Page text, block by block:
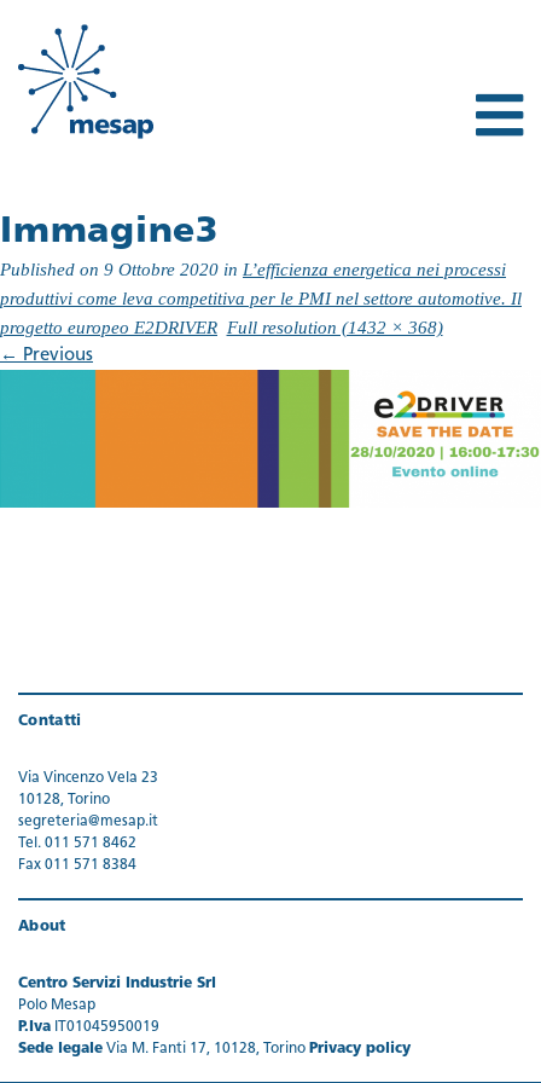
Immagine3
Published on 9 Ottobre 2020 in L’efficienza energetica nei processi
produttivi come leva competitiva per le PMI nel settore automotive. Il
progetto europeo E2DRIVER Full resolution (1432 × 368)
← Previous
Contatti
Via Vincenzo Vela 23
10128, Torino
segreteria@mesap.it
Tel. 011 571 8462
Fax 011 571 8384
About
Centro Servizi Industrie Srl
Polo Mesap
P.Iva IT01045950019
Sede legale Via M. Fanti 17, 10128, Torino Privacy policy